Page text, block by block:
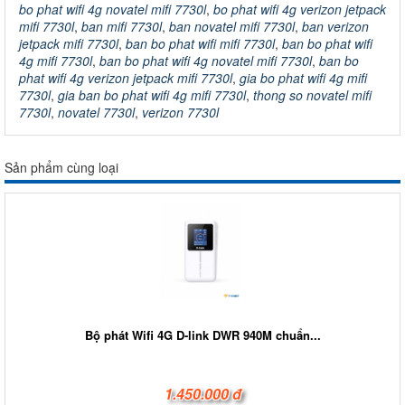
bo phat wifi 4g novatel mifi 7730l, bo phat wifi 4g verizon jetpack
mifi 7730l, ban mifi 7730l, ban novatel mifi 7730l, ban verizon
jetpack mifi 7730l, ban bo phat wifi mifi 7730l, ban bo phat wifi
4g mifi 7730l, ban bo phat wifi 4g novatel mifi 7730l, ban bo
phat wifi 4g verizon jetpack mifi 7730l, gia bo phat wifi 4g mifi
7730l, gia ban bo phat wifi 4g mifi 7730l, thong so novatel mifi
7730l, novatel 7730l, verizon 7730l
Sản phẩm cùng loại
Bộ phát Wifi 4G D-link DWR 940M chuẩn...
1.450.000 đ